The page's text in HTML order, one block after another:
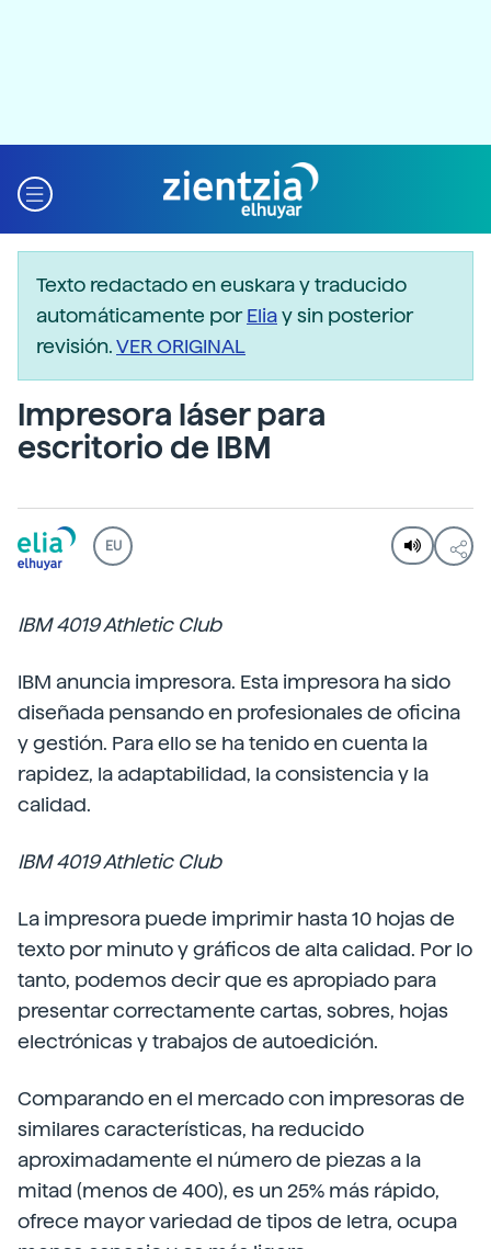
Texto redactado en euskara y traducido
automáticamente porEliay sin posterior
revisión.VER ORIGINAL
Impresora láser para
escritorio de IBM
EU
IBM 4019 Athletic Club
IBM anuncia impresora. Esta impresora ha sido
diseñada pensando en profesionales de oficina
y gestión. Para ello se ha tenido en cuenta la
rapidez, la adaptabilidad, la consistencia y la
calidad.
IBM 4019 Athletic Club
La impresora puede imprimir hasta 10 hojas de
texto por minuto y gráficos de alta calidad. Por lo
tanto, podemos decir que es apropiado para
presentar correctamente cartas, sobres, hojas
electrónicas y trabajos de autoedición.
Comparando en el mercado con impresoras de
similares características, ha reducido
aproximadamente el número de piezas a la
mitad (menos de 400), es un 25% más rápido,
ofrece mayor variedad de tipos de letra, ocupa